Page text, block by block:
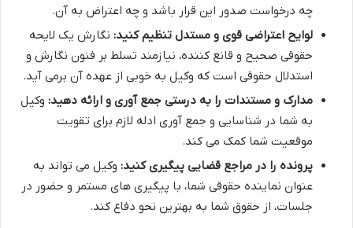
چه درخواست صدور این قرار باشد و چه اعتراض به آن.
لوایح اعتراضی قوی و مستدل تنظیم کنید: نگارش یک لایحه
حقوقی صحیح و قانع کننده، نیازمند تسلط بر فنون نگارش و
استدلال حقوقی است که وکیل به خوبی از عهده آن برمی آید.
مدارک و مستندات را به درستی جمع آوری و ارائه دهید: وکیل
به شما در شناسایی و جمع آوری ادله لازم برای تقویت
موقعیت شما کمک می کند.
پرونده را در مراجع قضایی پیگیری کنید: وکیل می تواند به
عنوان نماینده حقوقی شما، با پیگیری های مستمر و حضور در
جلسات، از حقوق شما به بهترین نحو دفاع کند.